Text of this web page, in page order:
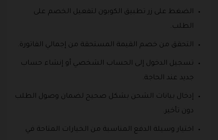
الضغط على زر تطبيق الكوبون لتفعيل الخصم على
الطلب.
التحقق من خصم القيمة المستحقة من إجمالي الفاتورة.
تسجيل الدخول إلى الحساب الشخصي أو إنشاء حساب
جديد عند الحاجة.
إدخال بيانات الشحن بشكل صحيح لضمان وصول الطلب
دون تأخير.
اختيار وسيلة الدفع المناسبة من الخيارات المتاحة في